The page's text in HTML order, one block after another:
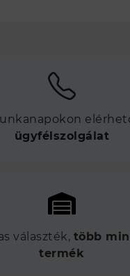
ügyfélszolgálat
választék, több
termék